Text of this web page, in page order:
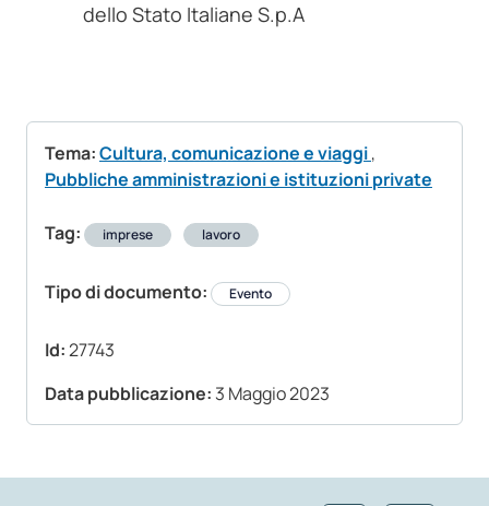
Tema:Cultura, comunicazione e viaggi,
Pubbliche amministrazioni e istituzioni private
Tag: imprese lavoro
Tipo di documento: Evento
Id:27743
Data pubblicazione: 3 Maggio 2023
dello Stato Italiane S.p.A